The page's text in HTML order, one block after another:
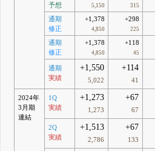
予想
5,150 315
通期
修正
+1,378
4,850
+298
225
通期
修正
+1,378
4,850
+118
45
通期
実績
+1,550
5,022
+114
41
2024年
3月期
連結
1Q
実績
+1,273
1,273
+67
67
2Q
実績
+1,513
2,786
+67
133